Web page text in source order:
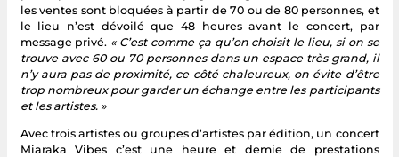
les ventes sont bloquées à partir de 70 ou de 80 personnes, et
le lieu n’est dévoilé que 48 heures avant le concert, par
message privé. « C’est comme ça qu’on choisit le lieu, si on se
trouve avec 60 ou 70 personnes dans un espace très grand, il
n’y aura pas de proximité, ce côté chaleureux, on évite d’être
trop nombreux pour garder un échange entre les participants
et les artistes. »
Avec trois artistes ou groupes d’artistes par édition, un concert
Miaraka Vibes c’est une heure et demie de prestations